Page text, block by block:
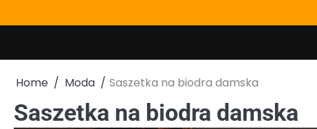
to
Home Moda Saszetka na biodra damska
Saszetka na biodra damska